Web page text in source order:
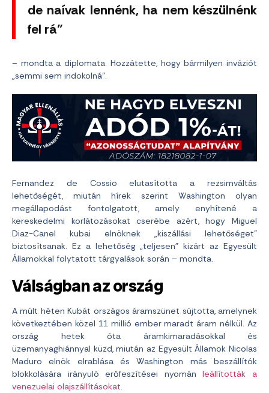
de naívak lennénk, ha nem készülnénk
fel rá”
– mondta a diplomata. Hozzátette, hogy bármilyen inváziót
„semmi sem indokolná”.
Fernandez de Cossio elutasította a rezsimváltás
lehetőségét, miután hírek szerint Washington olyan
megállapodást fontolgatott, amely enyhítené a
kereskedelmi korlátozásokat cserébe azért, hogy Miguel
Diaz-Canel kubai elnöknek „kiszállási lehetőséget”
biztosítsanak. Ez a lehetőség „teljesen” kizárt az Egyesült
Államokkal folytatott tárgyalások során – mondta.
Válságban az ország
A múlt héten Kubát országos áramszünet sújtotta, amelynek
következtében közel 11 millió ember maradt áram nélkül. Az
ország hetek óta áramkimaradásokkal és
üzemanyaghiánnyal küzd, miután az Egyesült Államok Nicolas
Maduro elnök elrablása és Washington más beszállítók
blokkolására irányuló erőfeszítései nyománleállították a
venezuelai olajszállításokat.